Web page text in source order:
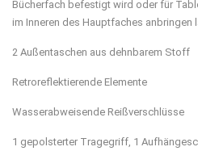
Bücherfach befestigt wird oder für
im Inneren des Hauptfaches anbringen
2 Außentaschen aus dehnbarem Stoff
Retroreflektierende Elemente
Wasserabweisende Reißverschlüsse
1 gepolsterter Tragegriff, 1